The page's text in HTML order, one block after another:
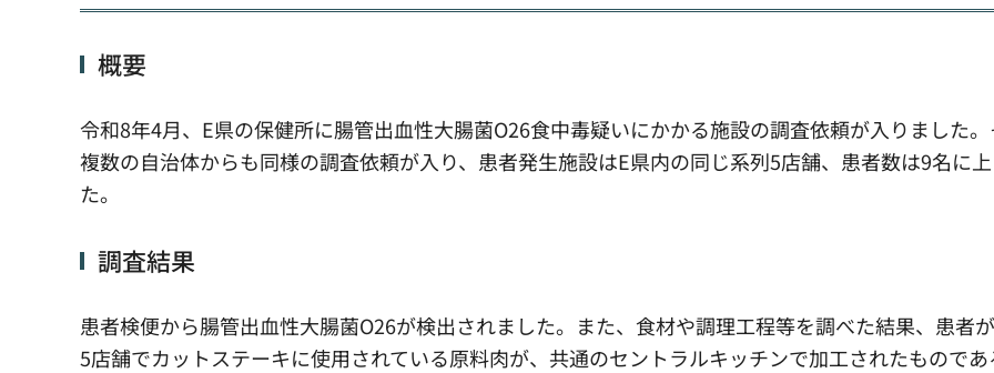
概要
令和8年4月、E県の保健所に腸管出血性大腸菌O26食中毒疑いにかかる施設の調査依頼が入りました。
複数の自治体からも同様の調査依頼が入り、患者発生施設はE県内の同じ系列5店舗、患者数は9名に
た。
調査結果
患者検便から腸管出血性大腸菌O26が検出されました。また、食材や調理工程等を調べた結果、患者
5店舗でカットステーキに使用されている原料肉が、共通のセントラルキッチンで加工されたもので